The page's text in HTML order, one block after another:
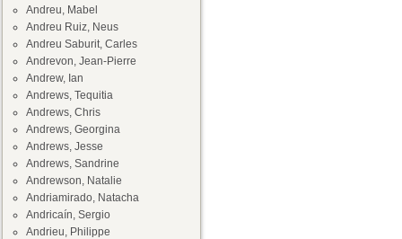
Andreu, Mabel
Andreu Ruiz, Neus
Andreu Saburit, Carles
Andrevon, Jean-Pierre
Andrew, Ian
Andrews, Tequitia
Andrews, Chris
Andrews, Georgina
Andrews, Jesse
Andrews, Sandrine
Andrewson, Natalie
Andriamirado, Natacha
Andricaín, Sergio
Andrieu, Philippe